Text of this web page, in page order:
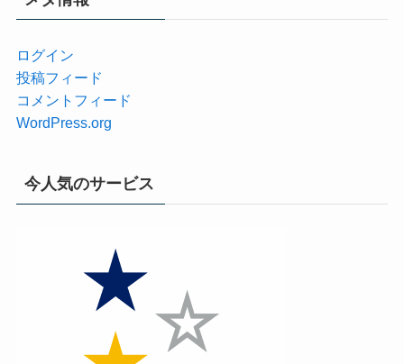
ログイン
投稿フィード
コメントフィード
WordPress.org
今人気のサービス